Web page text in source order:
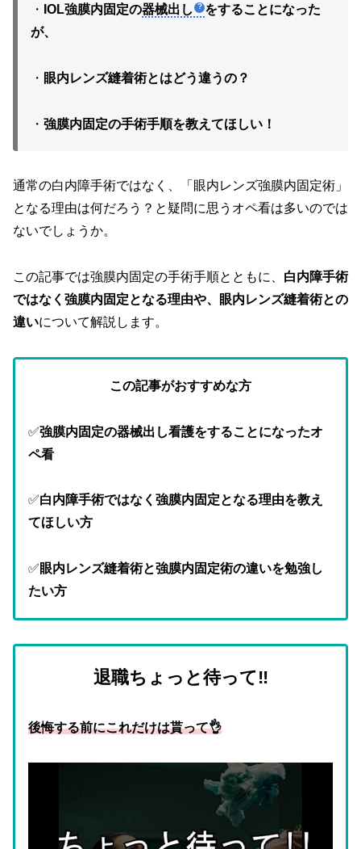
・ IOL強膜内固定の器械出し
をすることになった
が、
・ 眼内レンズ縫着術とはどう違うの？
・ 強膜内固定の手術手順を教えてほしい！
通常の白内障手術ではなく、「眼内レンズ強膜内固定術」
となる理由は何だろう？と疑問に思うオペ看は多いのでは
ないでしょうか。
この記事では強膜内固定の手術手順とともに、 白内障手術
ではなく強膜内固定となる理由や、眼内レンズ縫着術との
違いについて解説します。
この記事がおすすめな方
✅強膜内固定の器械出し看護をすることになったオ
ペ看
✅白内障手術ではなく強膜内固定となる理由を教え
てほしい方
✅眼内レンズ縫着術と強膜内固定術の違いを勉強し
たい方
退職ちょっと待って‼︎
後悔する前にこれだけは貰って👌